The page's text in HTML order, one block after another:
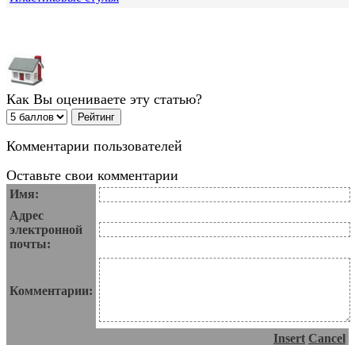
Как Вы оцениваете эту статью?
Комментарии пользователей
Оставьте свои комментарии
Имя:
Адрес
электронной
почты:
Комментарии:
Insert Cancel